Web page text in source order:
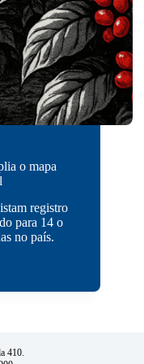
o mapa
registro
para 14 o
no país.
410.